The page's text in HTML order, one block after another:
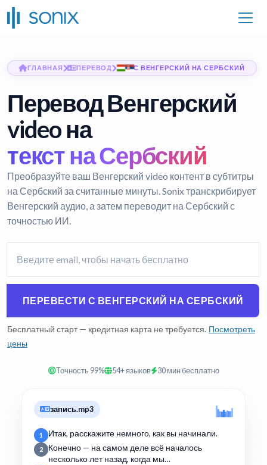
ГЛАВНАЯ ПЕРЕВОД С ВЕНГЕРСКИЙ НА СЕРБСКИЙ
Перевод Венгерский
video на
текст на Сербский
Преобразуйте ваш Венгерский video контент в субтитры
на Сербский за считанные минуты. Sonix транскрибирует
Венгерский аудио, а затем переводит на Сербский с
точностью ИИ.
ПЕРЕВЕСТИ С ВЕНГЕРСКИЙ НА СЕРБСКИЙ
Бесплатный старт — кредитная карта не требуется. Посмотреть
цены
Точность 99% 54+ языков 30 мин бесплатно
запись.mp3
1 Итак, расскажите немного, как вы начинали.
2
Конечно — на самом деле всё началось
несколько лет назад, когда мы…